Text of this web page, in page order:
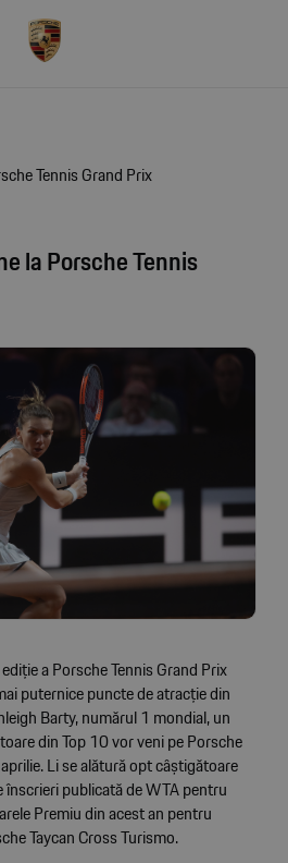
Tennis Grand Prix
la Porsche Tennis
a Porsche Tennis Grand Prix
puternice puncte de atracție din
Barty, numărul 1 mondial, un
din Top 10 vor veni pe Porsche
Li se alătură opt câștigătoare
înscrieri publicată de WTA pentru
Premiu din acest an pentru
Taycan Cross Turismo.